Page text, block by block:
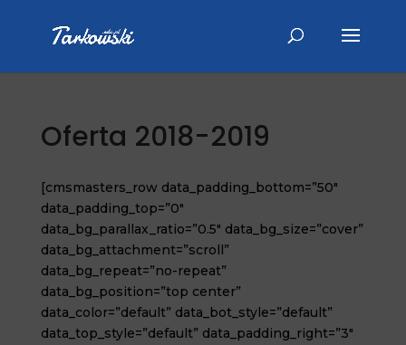
Oferta 2018-2019
[cmsmasters_row data_padding_bottom=”50″
data_padding_top=”0″
data_bg_parallax_ratio=”0.5″ data_bg_size=”cover”
data_bg_attachment=”scroll”
data_bg_repeat=”no-repeat”
data_bg_position=”top center”
data_color=”default” data_bot_style=”default”
data_top_style=”default” data_padding_right=”3″